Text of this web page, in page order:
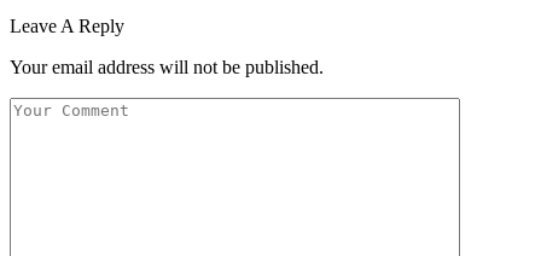
Leave A Reply
Your email address will not be published.